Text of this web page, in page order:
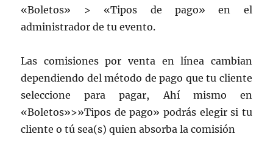
«Boletos» > «Tipos de pago» en el
administrador de tu evento.
Las comisiones por venta en línea cambian
dependiendo del método de pago que tu cliente
seleccione para pagar, Ahí mismo en
«Boletos»>»Tipos de pago» podrás elegir si tu
cliente o tú sea(s) quien absorba la comisión